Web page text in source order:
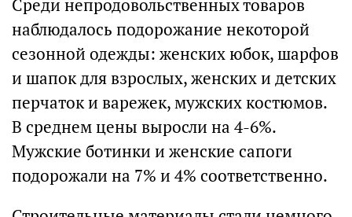
Среди непродовольственных товаров
наблюдалось подорожание некоторой
сезонной одежды: женских юбок, шарфов
и шапок для взрослых, женских и детских
перчаток и варежек, мужских костюмов.
В среднем цены выросли на 4-6%.
Мужские ботинки и женские сапоги
подорожали на 7% и 4% соответственно.